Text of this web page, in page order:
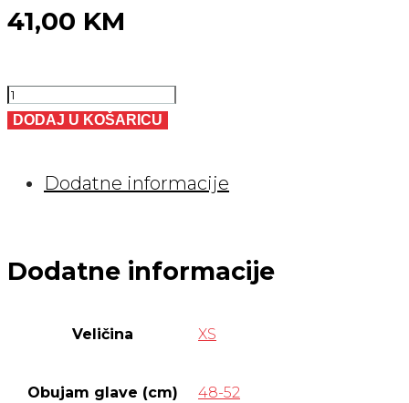
41,00 KM
KACIGA
DJEČJA
količina
DODAJ U KOŠARICU
Dodatne informacije
Dodatne informacije
Veličina XS
Obujam glave (cm) 48-52